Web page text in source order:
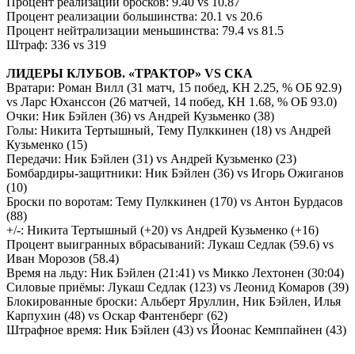
Процент реализации большинства: 20.1 vs 20.6
Процент нейтрализации меньшинства: 79.4 vs 81.5
Штраф: 336 vs 319
ЛИДЕРЫ КЛУБОВ. «ТРАКТОР» VS СКА
Вратари: Роман Вилл (31 матч, 15 побед, КН 2.25, % ОБ 92.9)
vs Ларс Юханссон (26 матчей, 14 побед, КН 1.68, % ОБ 93.0)
Очки: Ник Бэйлен (36) vs Андрей Кузьменко (38)
Голы: Никита Тертышный, Тему Пулккинен (18) vs Андрей
Кузьменко (15)
Передачи: Ник Бэйлен (31) vs Андрей Кузьменко (23)
Бомбардиры-защитники: Ник Бэйлен (36) vs Игорь Ожиганов
(10)
Броски по воротам: Тему Пулккинен (170) vs Антон Бурдасов
(88)
+/-: Никита Тертышный (+20) vs Андрей Кузьменко (+16)
Процент выигранных вбрасываний: Лукаш Седлак (59.6) vs
Иван Морозов (58.4)
Время на льду: Ник Бэйлен (21:41) vs Микко Лехтонен (30:04)
Силовые приёмы: Лукаш Седлак (123) vs Леонид Комаров (39)
Блокированные броски: Альберт Яруллин, Ник Бэйлен, Илья
Карпухин (48) vs Оскар Фантенберг (62)
Штрафное время: Ник Бэйлен (43) vs Йоонас Кемппайнен (43)